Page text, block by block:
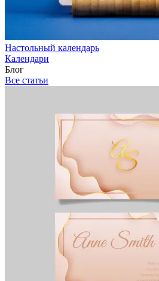
Настольный календарь
Календари
Блог
Все статьи